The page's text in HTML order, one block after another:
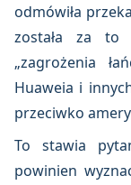
odmówiła
została za to
„zagrożenia
Huaweia i
przeciwko
To stawia
powinien